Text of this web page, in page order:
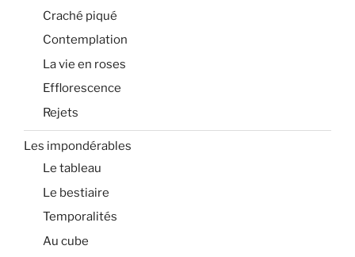
Craché piqué
Contemplation
La vie en roses
Efflorescence
Rejets
Les impondérables
Le tableau
Le bestiaire
Temporalités
Au cube